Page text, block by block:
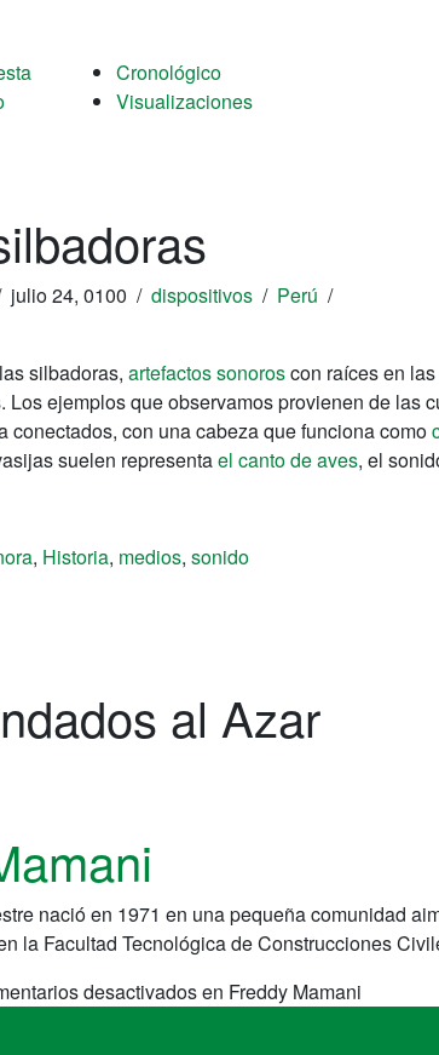
Cronológico
Visualizaciones
julio 24, 0100 / dispositivos / Perú /
silbadoras, artefactos sonoroscon raíces en
Los ejemplos que observamos provienen de las
conectados, con una cabeza que funciona como
suelen representael canto de aves, el
, Historia, medios, sonido
al Azar
nació en 1971 en una pequeña comunidad
la Facultad Tecnológica de Construcciones
desactivadosen Freddy Mamani